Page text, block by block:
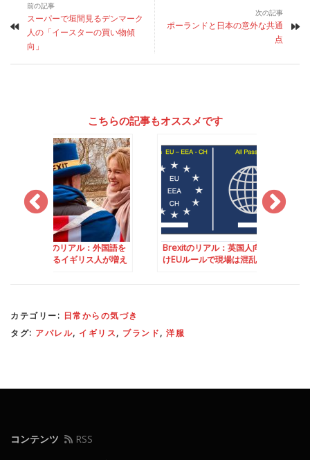
前の記事
スーパーで垣間見るデンマーク
人の「イースターの買い物傾
向」
次の記事
ポーランドと日本の意外な共通
点
こちらの記事もオススメです
ル：外国語を
ギリス人が増え
Brexitのリアル：英国人向
けEUルールで現場は混乱
Brexitのリアル：デ
クの悩み – 続編
カテゴリー: 日常からの気づき
タグ: アパレル, イギリス, ブランド, 洋服
コンテンツ
RSS